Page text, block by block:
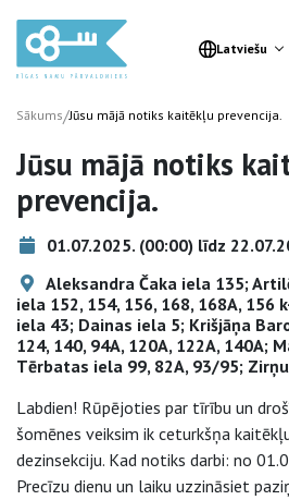
Latviešu
Sākums/Jūsu mājā notiks kaitēkļu prevencija.
Jūsu mājā notiks
prevencija.
01.07.2025. (00:00) līdz
Aleksandra Čaka iela 135;
iela 152, 154, 156, 168, 168A, 156
iela 43; Dainas iela 5; Krišjāņa
124, 140, 94A, 120A, 122A, 140A;
Tērbatas iela 99, 82A, 93/95;
Labdien! Rūpējoties par tīrību un
šomēnes veiksim ik ceturkšņa
dezinsekciju. Kad notiks darbi: no
Precīzu dienu un laiku uzzināsiet